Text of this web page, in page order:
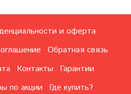
и оферта
Обратная связь
Контакты
Гарантии
по акции
Где купить?